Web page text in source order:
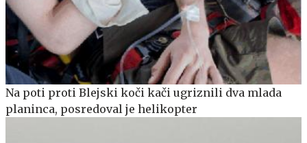
Na poti proti Blejski koči kači ugriznili dva mlada
planinca, posredoval je helikopter